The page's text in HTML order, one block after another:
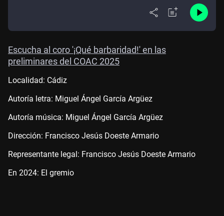
Escucha al coro '¡Qué barbaridad!' en las
preliminares del COAC 2025
Localidad: Cádiz
Autoría letra: Miguel Ángel García Argüez
Autoría música: Miguel Ángel García Argüez
Dirección: Francisco Jesús Doeste Armario
Representante legal: Francisco Jesús Doeste Armario
En 2024: El gremio